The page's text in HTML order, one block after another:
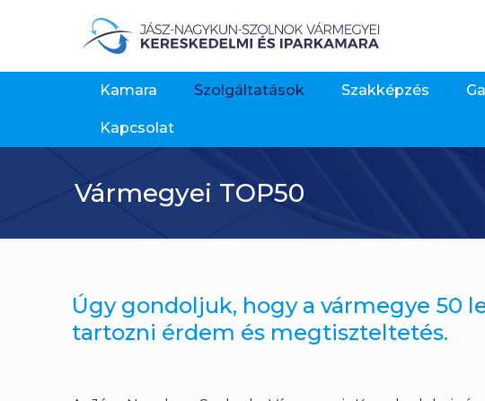
Kamara Szolgáltatások Szakképzés
Kapcsolat
Vármegyei TOP50
Úgy gondoljuk, hogy a vármegye 50
tartozni érdem és megtiszteltetés.